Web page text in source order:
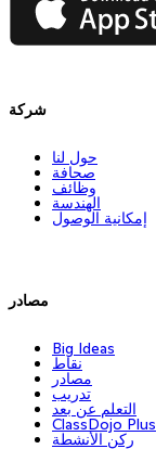
شركة
حول لنا
صحافة
وظائف
الهندسة
إمكانية الوصول
مصادر
Big Ideas
نقاط
مصادر
تدريب
التعلم عن بعد
ClassDojo Plus
ركن الأنشطة